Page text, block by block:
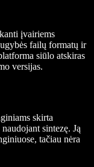
įvairiems
failų formatų ir
siūlo atskiras
versijas.
skirta
sintezę. Ją
tačiau nėra